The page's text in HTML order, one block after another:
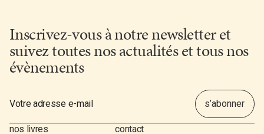
Inscrivez-vous à notre newsletter et
suivez toutes nos actualités et tous nos
évènements
nos livres contact